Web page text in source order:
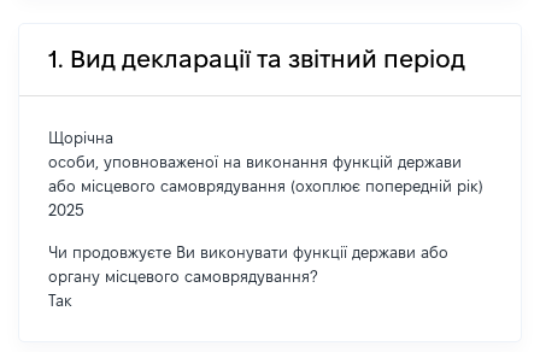
1. Вид декларації та звітний період
Щорічна
особи, уповноваженої на виконання функцій держави
або місцевого самоврядування (охоплює попередній рік)
2025
Чи продовжуєте Ви виконувати функції держави або
органу місцевого самоврядування?
Так